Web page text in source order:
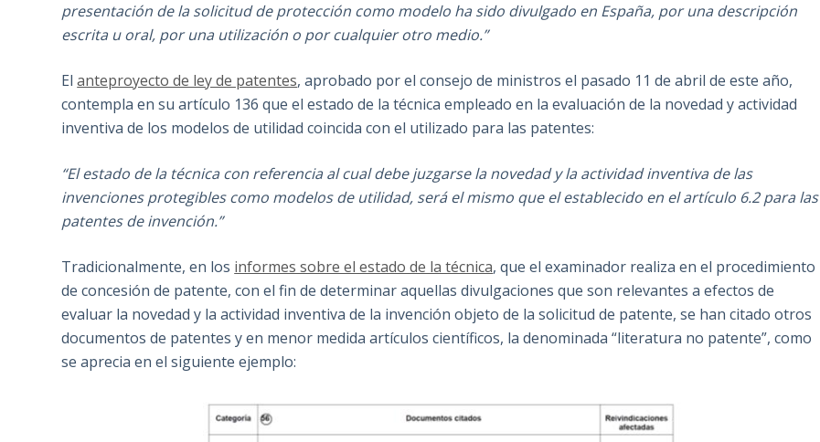
presentación de la solicitud de protección como modelo ha sido divulgado en España, por una descripción
escrita u oral, por una utilización o por cualquier otro medio.”
Elanteproyecto de ley de patentes, aprobado por el consejo de ministros el pasado 11 de abril de este año,
contempla en su artículo 136 que el estado de la técnica empleado en la evaluación de la novedad y actividad
inventiva de los modelos de utilidad coincida con el utilizado para las patentes:
“El estado de la técnica con referencia al cual debe juzgarse la novedad y la actividad inventiva de las
invenciones protegibles como modelos de utilidad, será el mismo que el establecido en el artículo 6.2 para las
patentes de invención.”
Tradicionalmente, en los informes sobre el estado de la técnica, que el examinador realiza en el procedimiento
de concesión de patente, con el fin de determinar aquellas divulgaciones que son relevantes a efectos de
evaluar la novedad y la actividad inventiva de la invención objeto de la solicitud de patente, se han citado otros
documentos de patentes y en menor medida artículos científicos, la denominada “literatura no patente”, como
se aprecia en el siguiente ejemplo: